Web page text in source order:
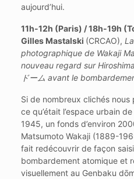
aujourd’hui.
11h-12h (Paris) / 18h-19h
Gilles Mastalski (CRCAO),
photographique de Wakaji
nouveau regard sur
ドーム avant le
Si de nombreux clichés
ce qu’était l’espace urbain
1945, un fonds d’environ
Matsumoto Wakaji (1889-
fait redécouvrir de façon
bombardement atomique et
visuellement au Genbaku